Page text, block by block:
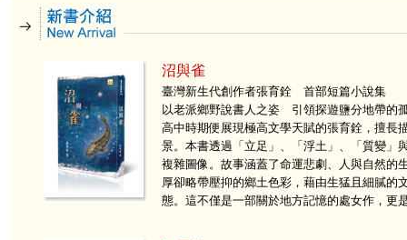
沼與雀
臺灣新生代創作者張育銓 首部短篇小說集
以老派鄉野說書人之姿 引領探遊鹽分地帶的
高中時期便展現極高文學天賦的張育銓，擅長
景。本書透過「立足」、「浮土」、「質變」
複雜圖像。故事涵蓋了命運悲劇、人與自然的
厚卻略帶壓抑的鄉土色彩，藉由生猛且細膩的
態。這不僅是一部關於地方記憶的處女作，更